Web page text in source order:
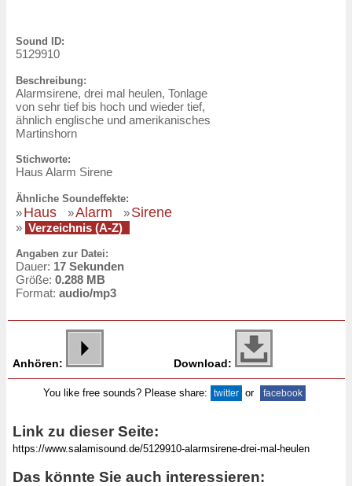
Sound ID:
5129910
Beschreibung:
Alarmsirene, drei mal heulen, Tonlage
von sehr tief bis hoch und wieder tief,
ähnlich englische und amerikanisches
Martinshorn
Stichworte:
Haus Alarm Sirene
Ähnliche Soundeffekte:
»Haus »Alarm »Sirene
» Verzeichnis (A-Z)
Angaben zur Datei:
Dauer: 17 Sekunden
Größe: 0.288 MB
Format: audio/mp3
Anhören: Download:
You like free sounds? Please share: twitter or facebook
Link zu dieser Seite:
Das könnte Sie auch interessieren: